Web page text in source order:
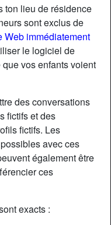
ton lieu de résidence
sont exclus de
Web immédiatement
le logiciel de
vos enfants voient
des conversations
fictifs et des
fictifs. Les
avec ces
également être
ces
exacts :
chatDiscuter !